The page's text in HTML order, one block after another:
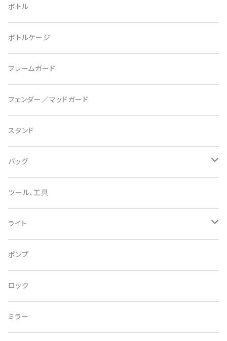
BURGTEC/バーグテック
BUSCH＋MULLER/ブッシュ＆ミュラー
CAMELBAK/キャメルバッグ
CERAMIC SPEED/セラミックスピード
CHRIS KING/クリスキング
CHROMAG/クロマグ
CHROME/クローム
CONTINENTAL/コンチネンタル
CRANE/クレーン
CRANKBROTHERS/クランクブラザーズ
CROSS SECTION/クロスセクション
ブレーキローター
ブレーキパッド
ディレーラーハンガー
トップキャップ
ベル
ボトムブラケット
リアディレーラー
チェーン
フラットペダル
クリート
700c
29" / 27.5"
〜26"
タイヤインサート
リムテープ
チューブレスバルブ/ バルブキャップ
シーラント
ボトル
ボトルケージ
フレームガード
フェンダー／マッドガード
スタンド
バッグ
サドルバッグ
サコッシュ
バックパック
フレームバッグ
輪行袋
ツール、工具
ライト
フロントライト
テールライト
ポンプ
ロック
ミラー